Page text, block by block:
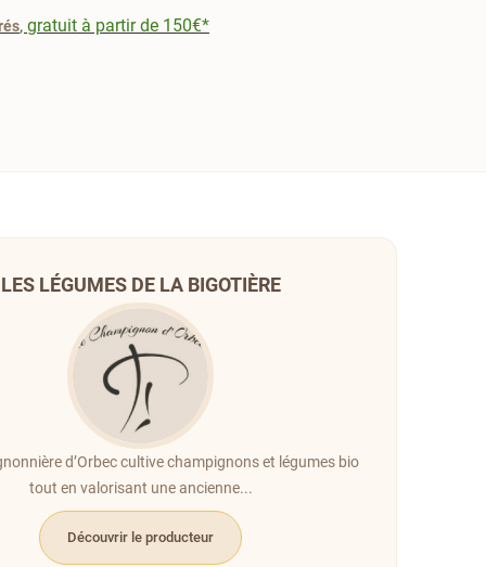
, gratuit à partir de 150€*
LES LÉGUMES DE LA BIGOTIÈRE
d’Orbec cultive champignons et légumes bio
tout en valorisant une ancienne...
Découvrir le producteur